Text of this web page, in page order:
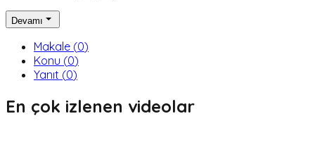
Devamı
Makale (0)
Konu (0)
Yanıt (0)
En çok izlenen videolar